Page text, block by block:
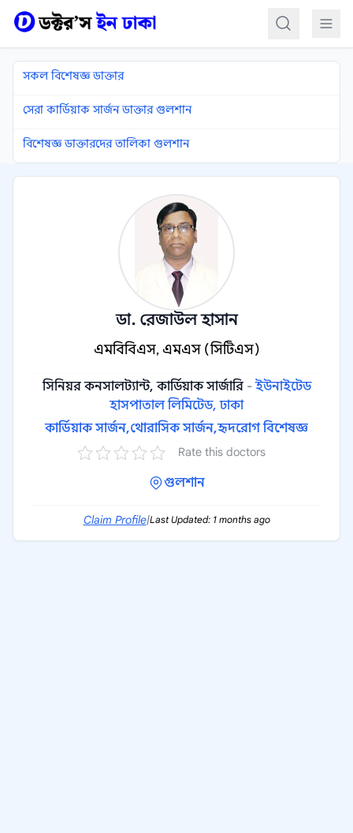
সকল বিশেষজ্ঞ ডাক্তার
সেরা কার্ডিয়াক সার্জন ডাক্তার গুলশান
বিশেষজ্ঞ ডাক্তারদের তালিকা গুলশান
ডা. রেজাউল হাসান
এমবিবিএস, এমএস (সিটিএস)
সিনিয়র কনসালট্যান্ট, কার্ডিয়াক সার্জারি -ইউনাইটেড
হাসপাতাল লিমিটেড, ঢাকা
কার্ডিয়াক সার্জন,থোরাসিক সার্জন,হৃদরোগ বিশেষজ্ঞ
Rate this doctors
গুলশান
Claim Profile|Last Updated: 1 months ago